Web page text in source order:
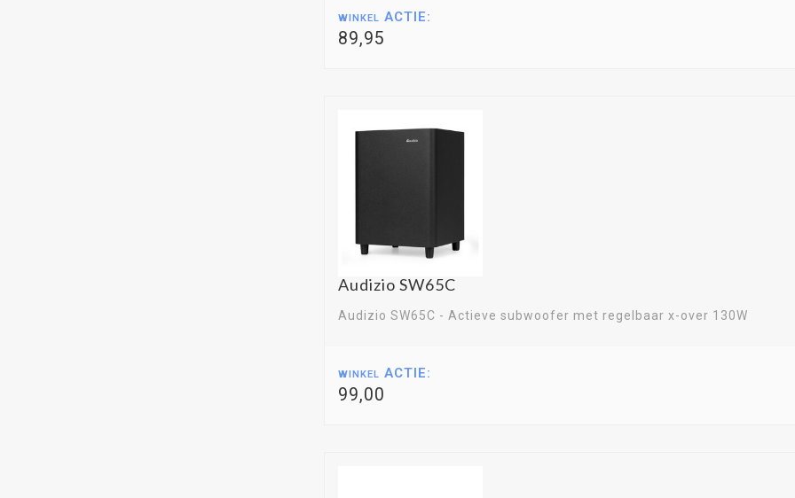
winkel ACTIE:
89,95
Audizio SW65C
Audizio SW65C - Actieve subwoofer met regelbaar x-over 130W
winkel ACTIE:
99,00